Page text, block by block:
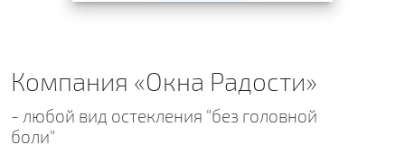
Компания «Окна Радости»
- любой вид остекления "без головной
боли"